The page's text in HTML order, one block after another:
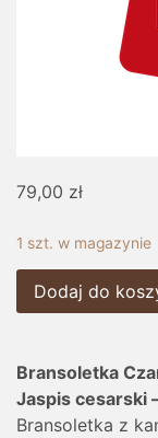
79,00 zł
1 szt. w magazynie
Dodaj do
Bransoletka
Jaspis cesarski
Bransoletka z